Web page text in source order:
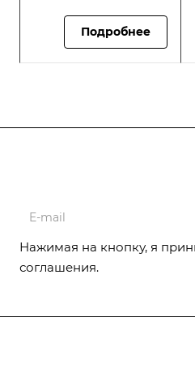
Подробнее
Нажимая на кнопку, я
соглашения.